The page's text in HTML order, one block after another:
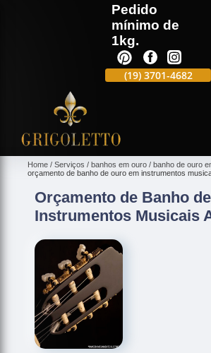
Pedido
mínimo de
1kg.
(19)3701-4682
Home Serviços banhos em ouro
banho de ouro
orçamento de banho de ouro em instrumentos
Orçamento de Banho
Instrumentos Musicais